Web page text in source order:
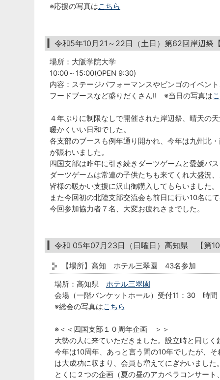
※応援の写真はこちら
令和5年10月21～22日（土日）第62回岸辺祭
場所：大阪学院大学
10:00～15:00(OPEN 9:30)
内容：ステージパフォーマンスやビンゴのイベン
フードブースなど盛りだくさん‼️ ※当日の写真は
４年ぶりに制限なしで開催された岸辺祭、晴天の
暖かくいい日和でした。
各支部のブースも例年通り開かれ、今年は九州北
が賑わいました。
四国支部は昨年に引き続きダーツゲームと愛媛バ
ダーツゲームは常連の子供たちも来てくれ大盛況
皆様の暖かい支援に沢山御購入してもらいました。
また今回初の北陸支部交流会も前日に行い10名に
今回参加協力者７名、大変お疲れさまでした。
令和 05年07月23日（日曜日）高知県 【第
【場所】高知 ホテル三翠園 43名参加
場所：高知県 ホテル三翠園
会場（一階バンケットホール）受付11：30 時間
※総会の写真はこちら
※＜＜四国支部１０周年企画 ＞＞
大勢の人に来ていただきました。設立時と同じく
今年は10周年、あっと言う間の10年でしたが、
は大成功に収まり、会員も増えてにぎわいました
とくに２つの企画（夏の昼のアカペラコンサー